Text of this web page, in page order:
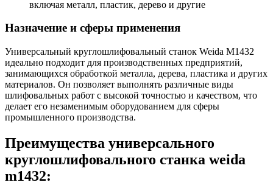
включая металл, пластик, дерево и другие
Назначение и сферы применения
Универсальный круглошлифовальный станок Weida M1432
идеально подходит для производственных предприятий,
занимающихся обработкой металла, дерева, пластика и других
материалов. Он позволяет выполнять различные виды
шлифовальных работ с высокой точностью и качеством, что
делает его незаменимым оборудованием для сферы
промышленного производства.
Преимущества универсального
круглошлифовального станка weida
m1432: